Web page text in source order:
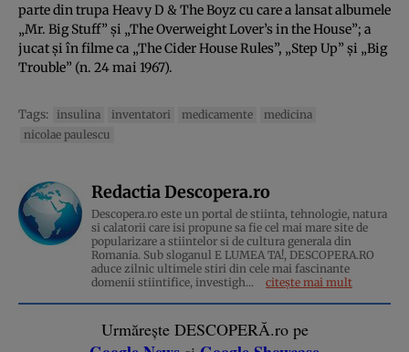
parte din trupa Heavy D & The Boyz cu care a lansat albumele
„Mr. Big Stuff” şi „The Overweight Lover’s in the House”; a
jucat şi în filme ca „The Cider House Rules”, „Step Up” şi „Big
Trouble” (n. 24 mai 1967).
Tags: insulina inventatori medicamente
medicina
nicolae paulescu
Redactia Descopera.ro
Descopera.ro este un portal de stiinta, tehnologie, natura
si calatorii care isi propune sa fie cel mai mare site de
popularizare a stiintelor si de cultura generala din
Romania. Sub sloganul E LUMEA TA!, DESCOPERA.RO
aduce zilnic ultimele stiri din cele mai fascinante
domenii stiintifice, investigh...
citește mai mult
Urmărește DESCOPERĂ.ro pe